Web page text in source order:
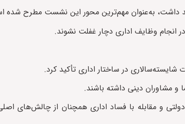
داشت، به‌عنوان مهم‌ترین محور این نشست مطرح شده
انجام وظایف اداری دچار غفلت نشوند.
در ساختار اداری تأکید کرد.
و مشاوران دینی داشته باشند.
و مقابله با فساد اداری همچنان از چالش‌های